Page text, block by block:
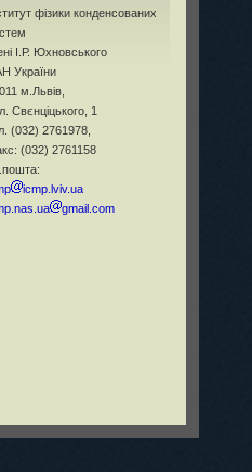
фізики конденсованих
І.Р. Юхновського
України
м.Львів,
Свєнціцького, 1
(032) 2761978,
(032) 2761158
icmp.lviv.ua
gmail.com